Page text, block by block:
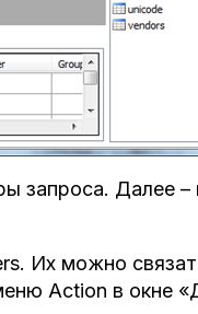
Далее –
Их можно
Action в окне